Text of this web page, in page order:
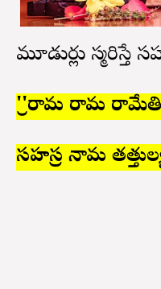
మూడుసార్లు స్మరిస్తే
''శ్రీరామ రామ
సహస్ర నామ